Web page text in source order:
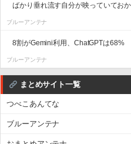
ばかり垂れ流す自分が映っていてお
ブルーアンテナ
8割がGemini利用、ChatGPTは68%
ブルーアンテナ
まとめサイト一覧
つべこあんてな
ブルーアンテナ